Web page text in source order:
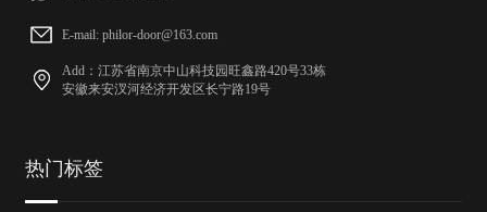
E-mail: philor-door@163.com
Add：江苏省南京中山科技园旺鑫路420号33栋
安徽来安汊河经济开发区长宁路19号
热门标签